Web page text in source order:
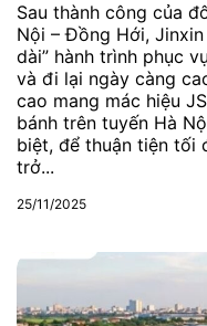
Sau thành công của
Nội – Đồng Hới,
dài” hành trình phục
và đi lại ngày càng
cao mang mác hiệu
bánh trên tuyến Hà
biệt, để thuận tiện tối
trở...
25/11/2025